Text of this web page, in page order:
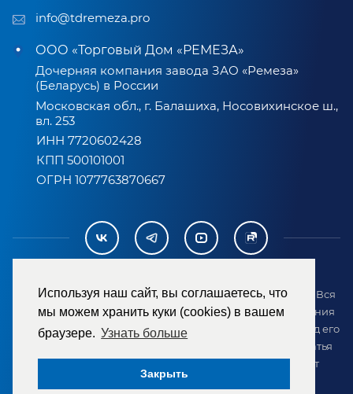
Используя наш сайт, вы соглашаетесь, что
мы можем хранить куки (cookies) в вашем
браузере. Узнать больше
Закрыть
info@tdremeza.pro
ООО «Торговый Дом «РЕМЕЗА»
Дочерняя компания завода ЗАО «Ремеза»
(Беларусь) в России
Московская обл., г. Балашиха, Носовихинское ш.,
вл. 253
ИНН 7720602428
КПП 500101001
ОГРН 1077763870667
2007-2026 © ООО «ТД «РЕМЕЗА». Все права защищены. Вся
информация на сайте размещена в целях предоставления
возможности покупателю ознакомиться с товаром перед его
приобретением и не является публичной офертой (статья
437 ГК РФ). Внешний вид товара может отличаться от
представленного на сайте.